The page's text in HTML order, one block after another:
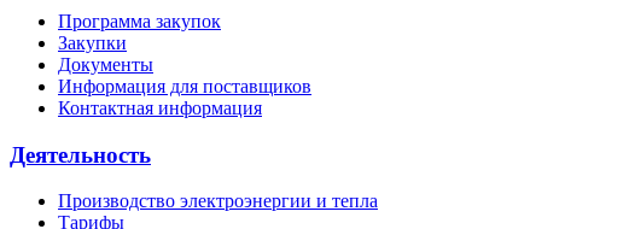
Программа закупок
Закупки
Документы
Информация для поставщиков
Контактная информация
Деятельность
Производство электроэнергии и тепла
Тарифы